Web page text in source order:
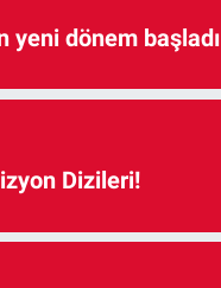
yeni dönem başladı
Dizileri!